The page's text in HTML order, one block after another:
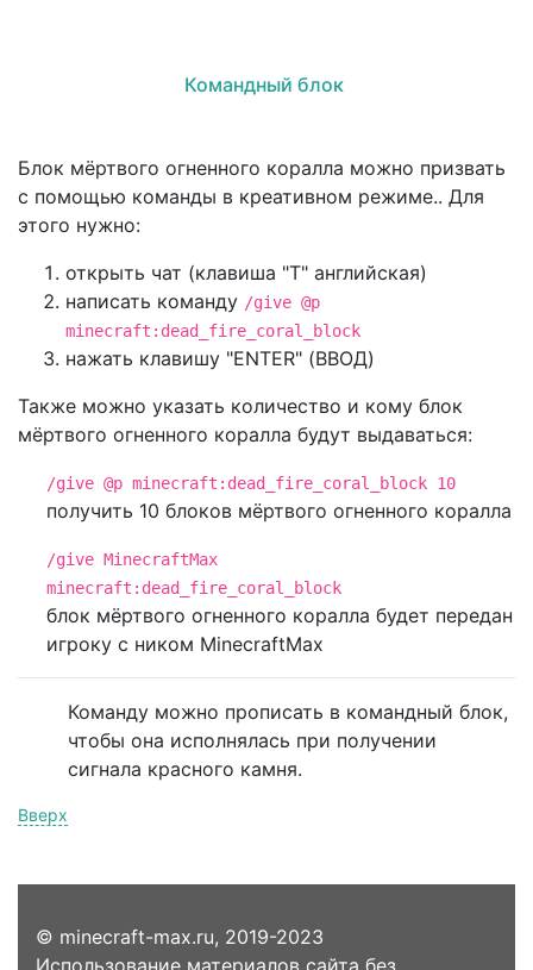
Командный блок
Блок мёртвого огненного коралла можно призвать
с помощью команды в креативном режиме.. Для
этого нужно:
открыть чат (клавиша "T" английская)
написать команду /give @p
minecraft:dead_fire_coral_block
нажать клавишу "ENTER" (ВВОД)
Также можно указать количество и кому блок
мёртвого огненного коралла будут выдаваться:
/give @p minecraft:dead_fire_coral_block 10
получить 10 блоков мёртвого огненного коралла
/give MinecraftMax
minecraft:dead_fire_coral_block
блок мёртвого огненного коралла будет передан
игроку с ником MinecraftMax
Команду можно прописать в командный блок,
чтобы она исполнялась при получении
сигнала красного камня.
Вверх
© minecraft-max.ru, 2019-2023